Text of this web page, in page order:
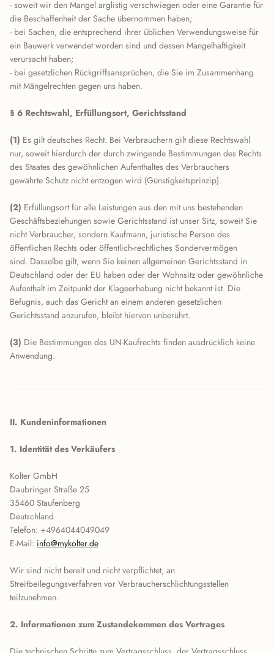
- soweit wir den Mangel arglistig verschwiegen oder eine Garantie für
die Beschaffenheit der Sache übernommen haben;
- bei Sachen, die entsprechend ihrer üblichen Verwendungsweise für
ein Bauwerk verwendet worden sind und dessen Mangelhaftigkeit
verursacht haben;
- bei gesetzlichen Rückgriffsansprüchen, die Sie im Zusammenhang
mit Mängelrechten gegen uns haben.
§ 6 Rechtswahl, Erfüllungsort, Gerichtsstand
(1) Es gilt deutsches Recht. Bei Verbrauchern gilt diese Rechtswahl
nur, soweit hierdurch der durch zwingende Bestimmungen des Rechts
des Staates des gewöhnlichen Aufenthaltes des Verbrauchers
gewährte Schutz nicht entzogen wird (Günstigkeitsprinzip).
(2) Erfüllungsort für alle Leistungen aus den mit uns bestehenden
Geschäftsbeziehungen sowie Gerichtsstand ist unser Sitz, soweit Sie
nicht Verbraucher, sondern Kaufmann, juristische Person des
öffentlichen Rechts oder öffentlich-rechtliches Sondervermögen
sind. Dasselbe gilt, wenn Sie keinen allgemeinen Gerichtsstand in
Deutschland oder der EU haben oder der Wohnsitz oder gewöhnliche
Aufenthalt im Zeitpunkt der Klageerhebung nicht bekannt ist. Die
Befugnis, auch das Gericht an einem anderen gesetzlichen
Gerichtsstand anzurufen, bleibt hiervon unberührt.
(3) Die Bestimmungen des UN-Kaufrechts finden ausdrücklich keine
Anwendung.
II. Kundeninformationen
1. Identität des Verkäufers
Kolter GmbH
Daubringer Straße 25
35460 Staufenberg
Deutschland
Telefon: +4964044049049
E-Mail: info@mykolter.de
Wir sind nicht bereit und nicht verpflichtet, an
Streitbeilegungsverfahren vor Verbraucherschlichtungsstellen
teilzunehmen.
2. Informationen zum Zustandekommen des Vertrages